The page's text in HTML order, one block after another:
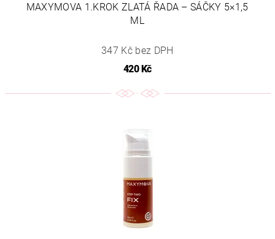
MAXYMOVA 1.KROK ZLATÁ ŘADA – SÁČKY 5×1,5
ML
347 Kč bez DPH
420 Kč